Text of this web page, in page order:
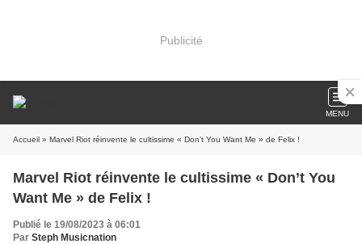
Publicité
MENU
Accueil » Marvel Riot réinvente le cultissime « Don’t You Want Me » de Felix !
Marvel Riot réinvente le cultissime « Don’t You
Want Me » de Felix !
Publié le 19/08/2023 à 06:01
Par Steph Musicnation